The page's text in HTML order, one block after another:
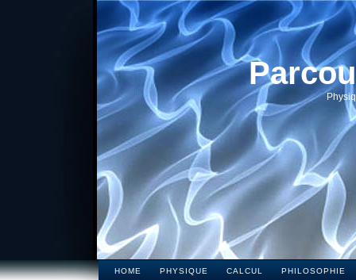
HOME PHYSIQUE CALCUL PHILOSOPHIE